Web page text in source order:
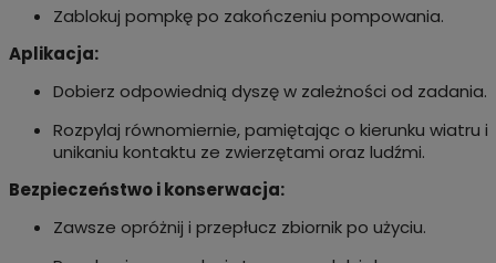
Zablokuj pompkę po zakończeniu pompowania.
Aplikacja:
Dobierz odpowiednią dyszę w zależności od zadania.
Rozpylaj równomiernie, pamiętając o kierunku wiatru i
unikaniu kontaktu ze zwierzętami oraz ludźmi.
Bezpieczeństwo i konserwacja:
Zawsze opróżnij i przepłucz zbiornik po użyciu.